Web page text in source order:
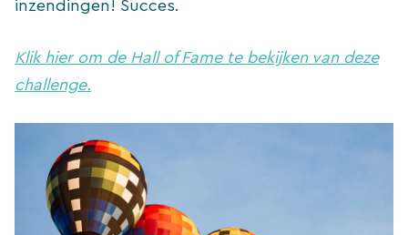
inzendingen! Succes.
Klik hier om de Hall of Fame te bekijken van deze
challenge.